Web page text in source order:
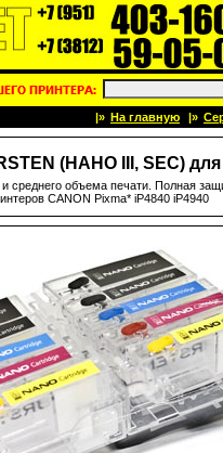
|» На главную |»
(HАНО III, SEC) для
объема печати. Полная
CANON Pixma* iP4840 iP4940